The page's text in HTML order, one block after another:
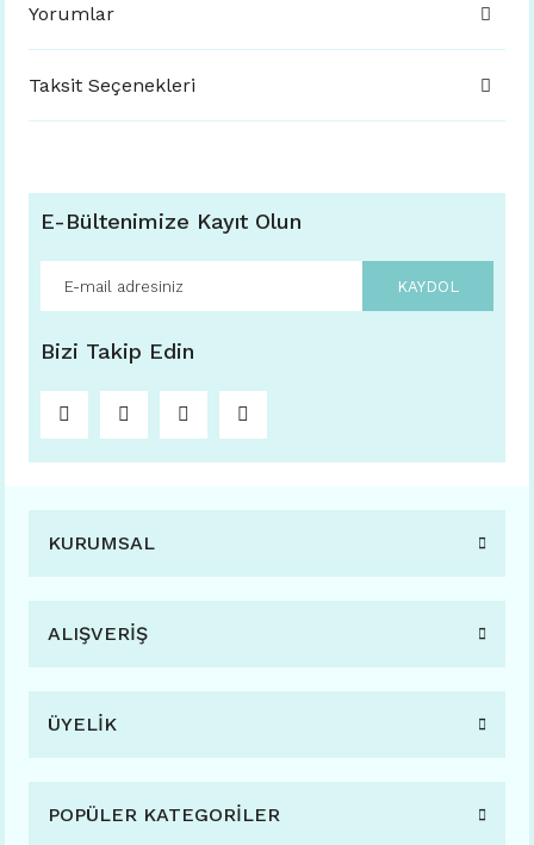
Yorumlar
Taksit Seçenekleri
E-Bültenimize Kayıt Olun
KAYDOL
Bizi Takip Edin
KURUMSAL
ALIŞVERİŞ
ÜYELİK
POPÜLER KATEGORİLER